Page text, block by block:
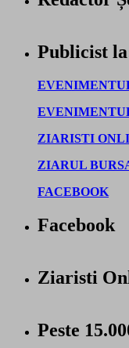
Publicist
ZIARISTI
ZIARUL
FACEBOOK
Facebook
Ziaristi
Peste